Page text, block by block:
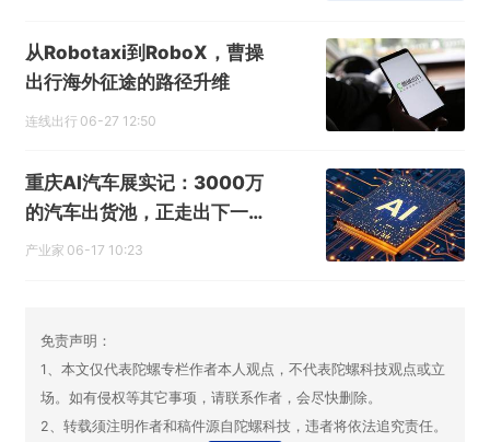
从Robotaxi到RoboX，曹操
出行海外征途的路径升维
连线出行 06-27 12:50
重庆AI汽车展实记：3000万
的汽车出货池，正走出下一代
AI智能终端
产业家 06-17 10:23
免责声明：
1、本文仅代表陀螺专栏作者本人观点，不代表陀螺科技观点或立
场。如有侵权等其它事项，请联系作者，会尽快删除。
2、转载须注明作者和稿件源自陀螺科技，违者将依法追究责任。